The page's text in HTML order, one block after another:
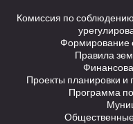
Комиссия по
Формирование
Правила
Проекты планировки
Программа
Общественные